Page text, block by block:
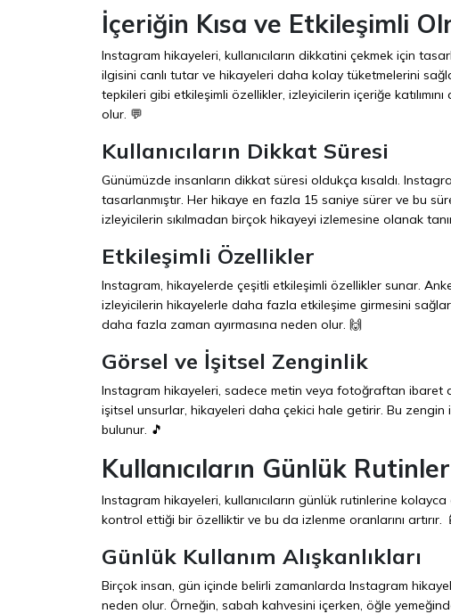
İçeriğin Kısa ve Etkileşimli
Instagram hikayeleri, kullanıcıların dikkatini çekmek için
ilgisini canlı tutar ve hikayeleri daha kolay tüketmelerini
tepkileri gibi etkileşimli özellikler, izleyicilerin içeriğe
olur. 💬
Kullanıcıların Dikkat Süresi
Günümüzde insanların dikkat süresi oldukça kısaldı.
tasarlanmıştır. Her hikaye en fazla 15 saniye sürer ve bu
izleyicilerin sıkılmadan birçok hikayeyi izlemesine olanak
Etkileşimli Özellikler
Instagram, hikayelerde çeşitli etkileşimli özellikler sunar.
izleyicilerin hikayelerle daha fazla etkileşime girmesini
daha fazla zaman ayırmasına neden olur. 🙌
Görsel ve İşitsel Zenginlik
Instagram hikayeleri, sadece metin veya fotoğraftan ibaret
işitsel unsurlar, hikayeleri daha çekici hale getirir. Bu
bulunur. 🎵
Kullanıcıların Günlük
Instagram hikayeleri, kullanıcıların günlük rutinlerine
kontrol ettiği bir özelliktir ve bu da izlenme oranlarını artırır.
Günlük Kullanım Alışkanlıkları
Birçok insan, gün içinde belirli zamanlarda Instagram
neden olur. Örneğin, sabah kahvesini içerken, öğle